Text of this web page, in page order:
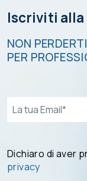
Iscriviti
NON
PER
Email*
Dichiaro di aver
privacy